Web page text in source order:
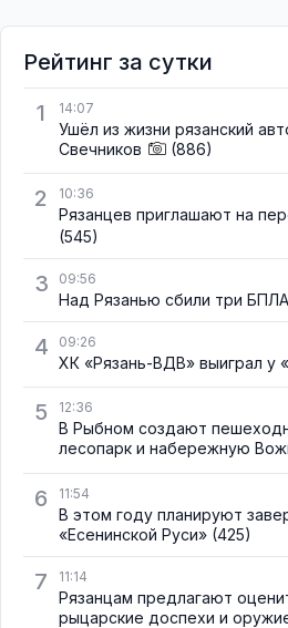
Рейтинг за сутки
1
14:07
Ушёл из жизни рязанский
Свечников
(886)
2 10:36
Рязанцев приглашают на
(545)
3 09:56
Над Рязанью сбили три БПЛА
4 09:26
ХК «Рязань-ВДВ» выиграл у
5 12:36
В Рыбном создают
лесопарк и набережную
6 11:54
В этом году планируют
«Есенинской Руси» (425)
7 11:14
Рязанцам предлагают
рыцарские доспехи и